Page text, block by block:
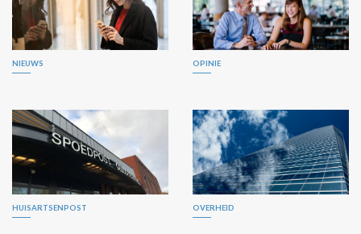
NIEUWS OPINIE
HUISARTSENPOST OVERHEID